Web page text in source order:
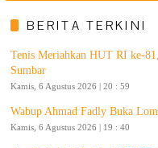
BERITA TERKINI
Tenis Meriahkan HUT RI ke-
Sumbar
Kamis, 6 Agustus 2026 | 20 : 59
Wabup Ahmad Fadly Buka
Kamis, 6 Agustus 2026 | 19 : 40